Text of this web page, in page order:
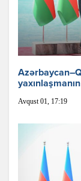
Avqust 01, 17:19